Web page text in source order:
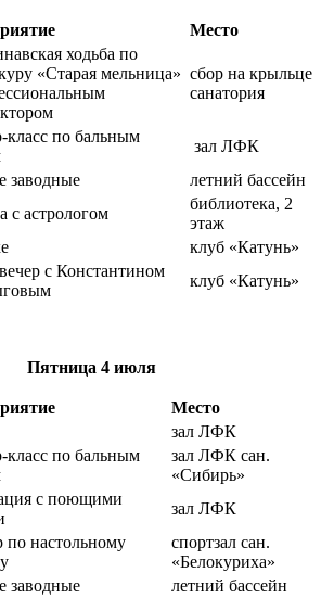
Место
ходьба по
«Старая мельница» сбор на крыльце
санатория
класс по бальным
зал ЛФК
заводные
летний бассейн
с астрологом
библиотека, 2
этаж
клуб «Катунь»
с Константином
клуб «Катунь»
Пятница 4 июля
Место
зал ЛФК
класс по бальным
зал ЛФК сан.
«Сибирь»
с поющими
зал ЛФК
по настольному
спортзал сан.
«Белокуриха»
заводные
летний бассейн